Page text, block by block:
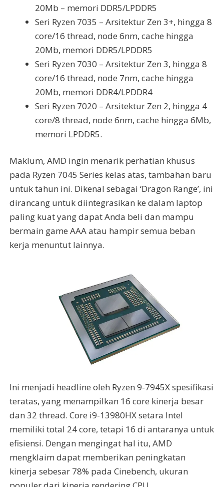
20Mb – memori DDR5/LPDDR5
Seri Ryzen 7035 – Arsitektur Zen 3+, hingga 8
core/16 thread, node 6nm, cache hingga
20Mb, memori DDR5/LPDDR5
Seri Ryzen 7030 – Arsitektur Zen 3, hingga 8
core/16 thread, node 7nm, cache hingga
20Mb, memori DDR4/LPDDR4
Seri Ryzen 7020 – Arsitektur Zen 2, hingga 4
core/8 thread, node 6nm, cache hingga 6Mb,
memori LPDDR5.
Maklum, AMD ingin menarik perhatian khusus
pada Ryzen 7045 Series kelas atas, tambahan baru
untuk tahun ini. Dikenal sebagai ‘Dragon Range’, ini
dirancang untuk diintegrasikan ke dalam laptop
paling kuat yang dapat Anda beli dan mampu
bermain game AAA atau hampir semua beban
kerja menuntut lainnya.
Ini menjadi headline oleh Ryzen 9-7945X spesifikasi
teratas, yang menampilkan 16 core kinerja besar
dan 32 thread. Core i9-13980HX setara Intel
memiliki total 24 core, tetapi 16 di antaranya untuk
efisiensi. Dengan mengingat hal itu, AMD
mengklaim dapat memberikan peningkatan
kinerja sebesar 78% pada Cinebench, ukuran